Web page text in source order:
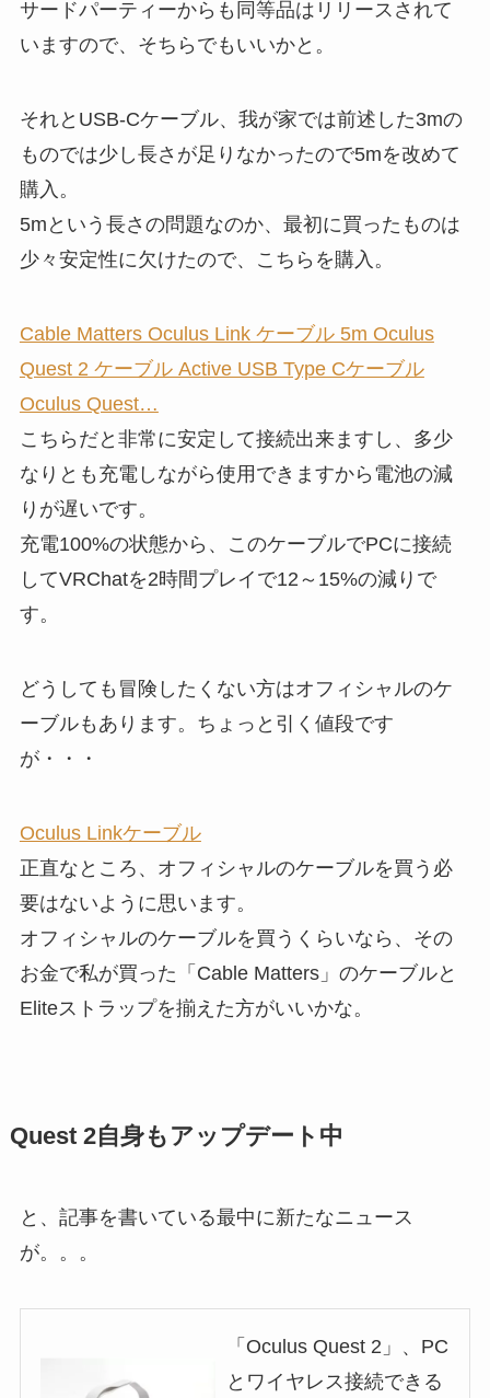
サードパーティーからも同等品はリリースされて
いますので、そちらでもいいかと。
それとUSB-Cケーブル、我が家では前述した3mの
ものでは少し長さが足りなかったので5mを改めて
購入。
5mという長さの問題なのか、最初に買ったものは
少々安定性に欠けたので、こちらを購入。
Cable Matters Oculus Link ケーブル 5m Oculus
Quest 2 ケーブル Active USB Type Cケーブル
Oculus Quest…
こちらだと非常に安定して接続出来ますし、多少
なりとも充電しながら使用できますから電池の減
りが遅いです。
充電100%の状態から、このケーブルでPCに接続
してVRChatを2時間プレイで12～15%の減りで
す。
どうしても冒険したくない方はオフィシャルのケ
ーブルもあります。ちょっと引く値段です
が・・・
Oculus Linkケーブル
正直なところ、オフィシャルのケーブルを買う必
要はないように思います。
オフィシャルのケーブルを買うくらいなら、その
お金で私が買った「Cable Matters」のケーブルと
Eliteストラップを揃えた方がいいかな。
Quest 2自身もアップデート中
と、記事を書いている最中に新たなニュース
が。。。
「Oculus Quest 2」、PC
とワイヤレス接続できる